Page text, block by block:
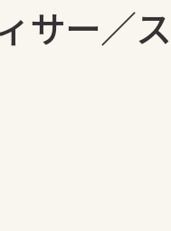
サー／